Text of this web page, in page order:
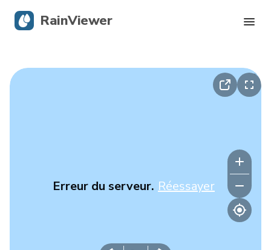
Erreur du serveur. Réessayer
RainViewer